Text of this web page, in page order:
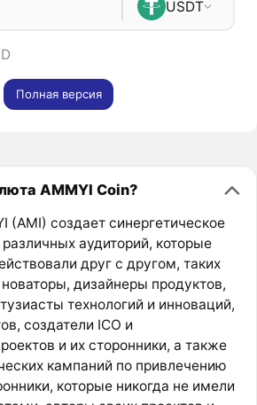
USDT
Полная версия
AMMYI Coin?
(AMI) создает синергетическое
аудиторий, которые
друг с другом, таких
новаторы, дизайнеры продуктов,
технологий и инноваций,
создатели ICO и
и их сторонники, а также
кампаний по привлечению
которые никогда не имели